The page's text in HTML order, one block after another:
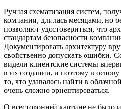
Ручная схематизация систем,
компаний, длилась месяцами, но
позволяют удостовериться, что
стандартам безопасности
Документировать архитектуру
свойственно допускать ошибки.
видели клиентские системы
в их создании, и поэтому в
то, что удавалось найти в
очень сложно ориентироваться.
О всесторонней картине не было